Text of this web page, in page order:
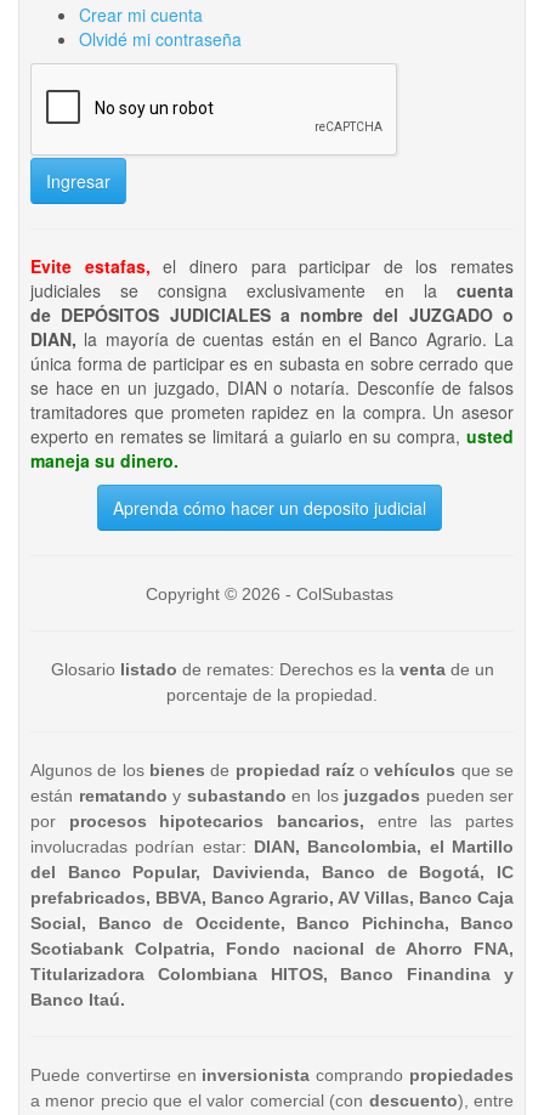
Crear mi cuenta
Olvidé mi contraseña
Ingresar
Evite estafas, el dinero para participar de los remates
judiciales se consigna exclusivamente en la cuenta
de DEPÓSITOS JUDICIALES a nombre del JUZGADO o
DIAN, la mayoría de cuentas están en el Banco Agrario. La
única forma de participar es en subasta en sobre cerrado que
se hace en un juzgado, DIAN o notaría. Desconfíe de falsos
tramitadores que prometen rapidez en la compra. Un asesor
experto en remates se limitará a guiarlo en su compra, usted
maneja su dinero.
Aprenda cómo hacer un deposito judicial
Copyright © 2026 - ColSubastas
Glosario listado de remates: Derechos es la ventade un
porcentaje de la propiedad.
Algunos de los bienesde propiedad raízo vehículos que se
están rematando y subastando en los juzgados pueden ser
por procesos hipotecarios bancarios, entre las partes
involucradas podrían estar: DIAN, Bancolombia, el Martillo
del Banco Popular, Davivienda, Banco de Bogotá, IC
prefabricados, BBVA, Banco Agrario, AV Villas, Banco Caja
Social, Banco de Occidente, Banco Pichincha, Banco
Scotiabank Colpatria, Fondo nacional de Ahorro FNA,
Titularizadora Colombiana HITOS, Banco Finandina y
Banco Itaú.
Puede convertirse en inversionista comprando propiedades
a menor precio que el valor comercial (con descuento), entre